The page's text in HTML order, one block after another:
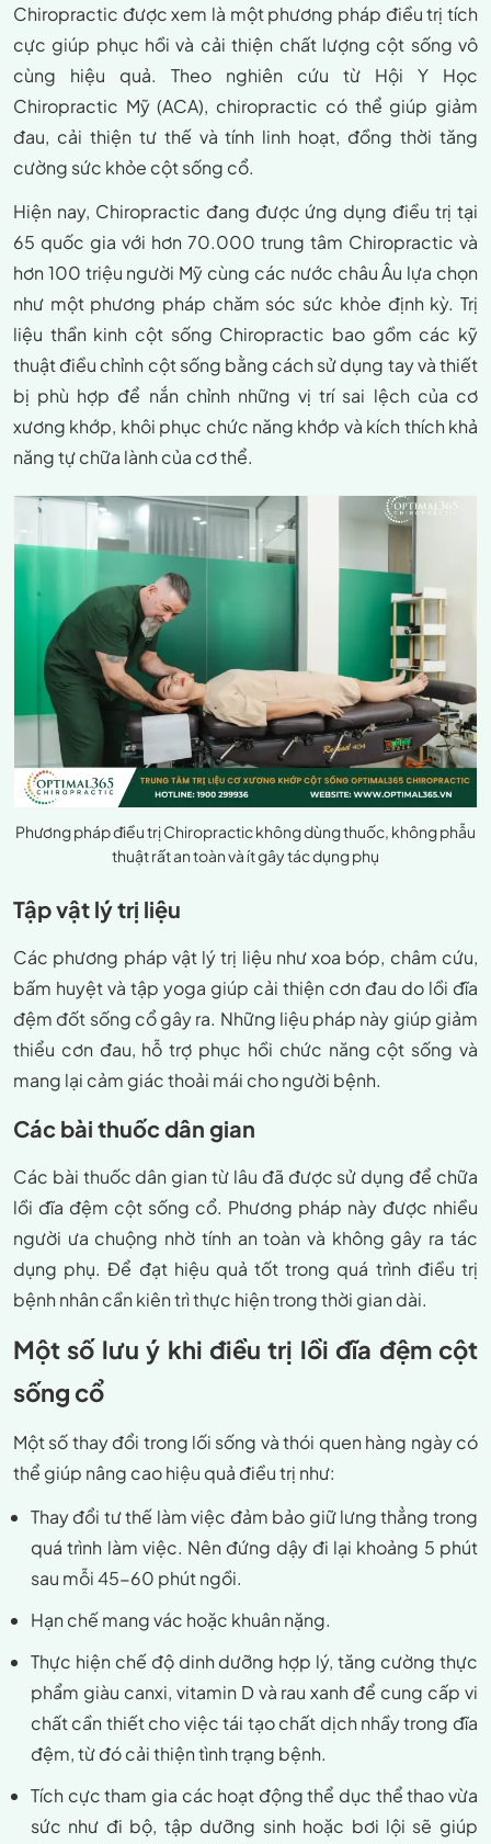
Chiropractic được xem là một phương pháp điều trị tích
cực giúp phục hồi và cải thiện chất lượng cột sống vô
cùng hiệu quả. Theo nghiên cứu từ Hội Y Học
Chiropractic Mỹ (ACA), chiropractic có thể giúp giảm
đau, cải thiện tư thế và tính linh hoạt, đồng thời tăng
cường sức khỏe cột sống cổ.
Hiện nay, Chiropractic đang được ứng dụng điều trị tại
65 quốc gia với hơn 70.000 trung tâm Chiropractic và
hơn 100 triệu người Mỹ cùng các nước châu Âu lựa chọn
như một phương pháp chăm sóc sức khỏe định kỳ. Trị
liệu thần kinh cột sống Chiropractic bao gồm các kỹ
thuật điều chỉnh cột sống bằng cách sử dụng tay và thiết
bị phù hợp để nắn chỉnh những vị trí sai lệch của cơ
xương khớp, khôi phục chức năng khớp và kích thích khả
năng tự chữa lành của cơ thể.
Phương pháp điều trị Chiropractic không dùng thuốc, không phẫu
thuật rất an toàn và ít gây tác dụng phụ
Tập vật lý trị liệu
Các phương pháp vật lý trị liệu như xoa bóp, châm cứu,
bấm huyệt và tập yoga giúp cải thiện cơn đau do lồi đĩa
đệm đốt sống cổ gây ra. Những liệu pháp này giúp giảm
thiểu cơn đau, hỗ trợ phục hồi chức năng cột sống và
mang lại cảm giác thoải mái cho người bệnh.
Các bài thuốc dân gian
Các bài thuốc dân gian từ lâu đã được sử dụng để chữa
lồi đĩa đệm cột sống cổ. Phương pháp này được nhiều
người ưa chuộng nhờ tính an toàn và không gây ra tác
dụng phụ. Để đạt hiệu quả tốt trong quá trình điều trị
bệnh nhân cần kiên trì thực hiện trong thời gian dài.
Một số lưu ý khi điều trị lồi đĩa đệm cột
sống cổ
Một số thay đổi trong lối sống và thói quen hàng ngày có
thể giúp nâng cao hiệu quả điều trị như:
Thay đổi tư thế làm việc đảm bảo giữ lưng thẳng trong
quá trình làm việc. Nên đứng dậy đi lại khoảng 5 phút
sau mỗi 45-60 phút ngồi.
Hạn chế mang vác hoặc khuân nặng.
Thực hiện chế độ dinh dưỡng hợp lý, tăng cường thực
phẩm giàu canxi, vitamin D và rau xanh để cung cấp vi
chất cần thiết cho việc tái tạo chất dịch nhầy trong đĩa
đệm, từ đó cải thiện tình trạng bệnh.
Tích cực tham gia các hoạt động thể dục thể thao vừa
sức như đi bộ, tập dưỡng sinh hoặc bơi lội sẽ giúp